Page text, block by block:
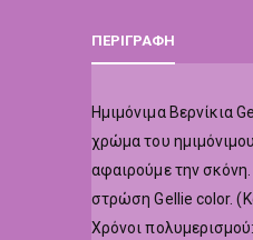
ΠΕΡΙΓΡΑΦΉ
Hμιμόνιμα Βερνίκια
χρώμα του
αφαιρούμε την
στρώση Gellie color.
Χρόνοι